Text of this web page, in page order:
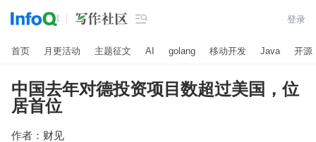
 登录
首页 月更活动 主题征文 AI golang 移动开发 Java 开源
中国去年对德投资项目数超过美国，位
居首位
作者： 财见